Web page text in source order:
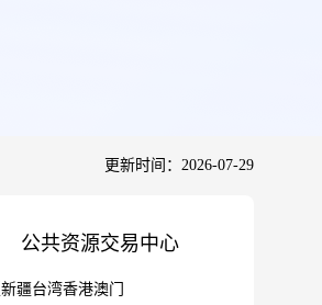
更新时间：2026-07-29
公共资源交易中心
新疆台湾香港澳门